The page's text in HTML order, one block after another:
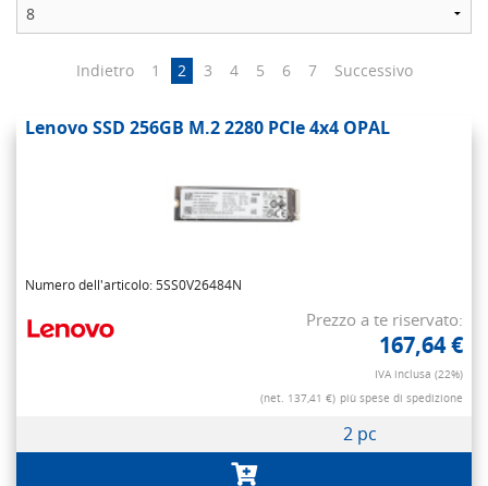
Indietro 1 2 3 4 5 6 7 Successivo
Lenovo SSD 256GB M.2 2280 PCIe 4x4 OPAL
Numero dell'articolo: 5SS0V26484N
Prezzo a te riservato:
167,64 €
IVA inclusa (22%)
(net. 137,41 €) più spese di spedizione
2 pc